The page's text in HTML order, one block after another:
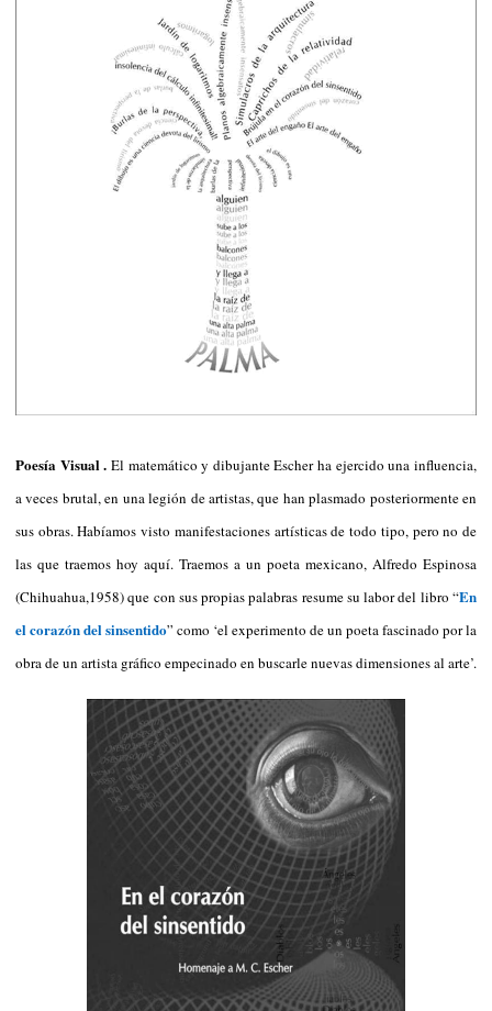
Poesía Visual . El matemático y dibujante Escher ha ejercido una influencia,
a veces brutal, en una legión de artistas, que han plasmado posteriormente en
sus obras. Habíamos visto manifestaciones artísticas de todo tipo, pero no de
las que traemos hoy aquí. Traemos a un poeta mexicano, Alfredo Espinosa
(Chihuahua,1958) que con sus propias palabras resume su labor del libro “En
el corazón del sinsentido” como ‘el experimento de un poeta fascinado por la
obra de un artista gráfico empecinado en buscarle nuevas dimensiones al arte’.